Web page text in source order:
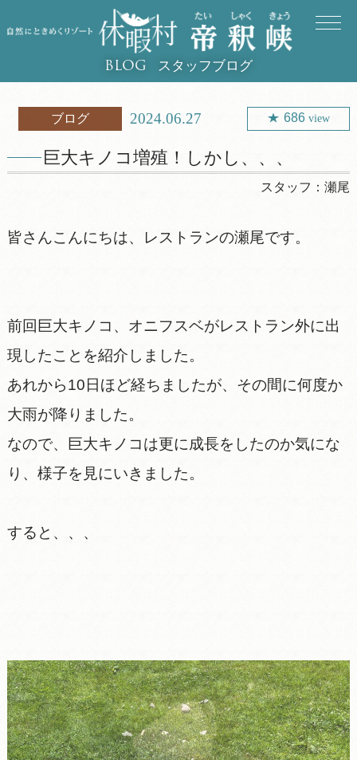
BLOG スタッフブログ
ブログ 2024.06.27 686 view
巨大キノコ増殖！しかし、、、
スタッフ：瀬尾
皆さんこんにちは、レストランの瀬尾です。
前回巨大キノコ、オニフスベがレストラン外に出
現したことを紹介しました。
あれから10日ほど経ちましたが、その間に何度か
大雨が降りました。
なので、巨大キノコは更に成長をしたのか気にな
り、様子を見にいきました。
すると、、、